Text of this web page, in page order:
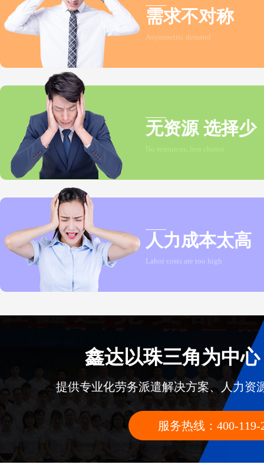
需求不对称
Asymmetric demand
无资源 选择少
No resources, less choice
人力成本太高
Labor costs are too high
鑫达以珠三角为中
提供专业化劳务派遣解决方案、人力资
服务热线：400-119-